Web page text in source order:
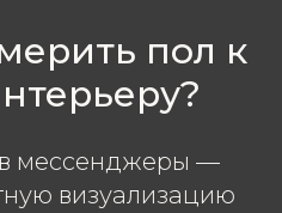
пол к
мессенджеры —
визуализацию